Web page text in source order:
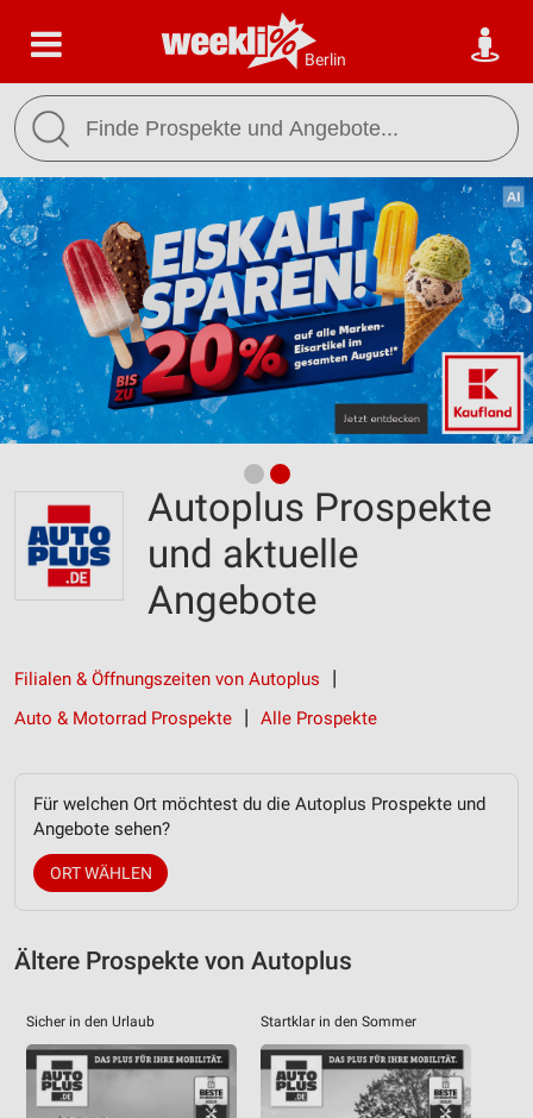
Berlin
Autoplus Prospekte
und aktuelle
Angebote
Filialen & Öffnungszeiten von Autoplus
Auto & Motorrad Prospekte
Alle Prospekte
Für welchen Ort möchtest du die Autoplus Prospekte und
Angebote sehen?
ORT WÄHLEN
Ältere Prospekte von Autoplus
Sicher in den Urlaub Startklar in den Sommer